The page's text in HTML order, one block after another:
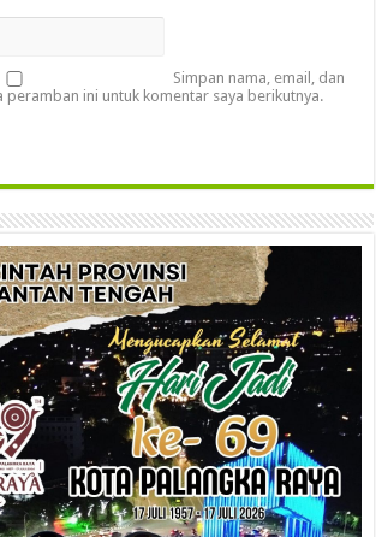
Simpan nama, email, dan
peramban ini untuk komentar saya berikutnya.